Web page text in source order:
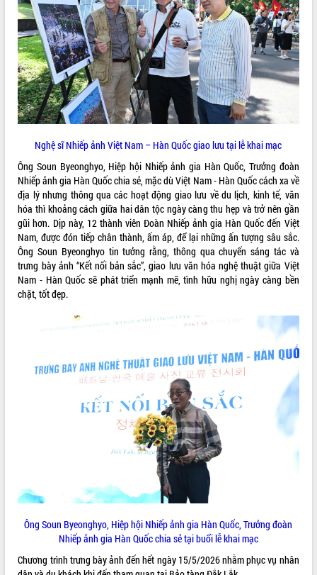
Gặp mặt các cơ quan báo chí nhân Kỷ
niệm 101 năm Ngày Báo chí Cách
mạng Việt Nam
Đắk Lắk sơ kết 4 năm triển khai thực
hiện Đề án 06 của Chính phủ
Họp báo thông tin về Hội nghị Công bố
Quy hoạch và Xúc tiến đầu tư tỉnh Đắk
Lắk
giải ngân vốn khắc phục thiên tai
HĐND tỉnh thông qua điều chỉnh Quy
hoạch tỉnh thời kỳ 2021-2030
Hội thảo góp ý hồ sơ điều chỉnh quy
hoạch tỉnh Đắk Lắk thời kỳ 2021-2030,
tầm nhìn đến năm 2050
Nâng cao hiệu quả hoạt động của các
doanh nghiệp nhà nước
Hội nghị triển khai kết nối mạng
truyền số liệu chuyên dùng phục vụ cơ
Lễ phát động chuỗi hoạt động chung
công tác cải cách hành chính mô hình
UBND tỉnh họp báo định kỳ tháng 4
Hội thảo khoa học “Giải pháp thúc đẩy
phát triển nền kinh tế xanh tại tỉnh
hiện nhiệm vụ quản lý tài sản công
hàng tuần
Tháo gỡ những vướng mắc, đẩy mạnh
công tác cải cách thủ tục hành chính
tại Trung tâm Phục vụ hành chính
công tỉnh
Nghệ sĩ Nhiếp ảnh Việt Nam – Hàn Quốc giao lưu tại lễ khai mạc
Ông Soun Byeonghyo, Hiệp hội Nhiếp ảnh gia Hàn Quốc, Trưởng đoàn
Nhiếp ảnh gia Hàn Quốc chia sẻ, mặc dù Việt Nam - Hàn Quốc cách xa về
địa lý nhưng thông qua các hoạt động giao lưu về du lịch, kinh tế, văn
hóa thì khoảng cách giữa hai dân tộc ngày càng thu hẹp và trở nên gần
gũi hơn. Dịp này, 12 thành viên Đoàn Nhiếp ảnh gia Hàn Quốc đến Việt
Nam, được đón tiếp chân thành, ấm áp, để lại những ấn tượng sâu sắc.
Ông Soun Byeonghyo tin tưởng rằng, thông qua chuyến sáng tác và
trưng bày ảnh “Kết nối bản sắc”, giao lưu văn hóa nghệ thuật giữa Việt
Nam - Hàn Quốc sẽ phát triển mạnh mẽ, tình hữu nghị ngày càng bền
chặt, tốt đẹp.
Ông Soun Byeonghyo, Hiệp hội Nhiếp ảnh gia Hàn Quốc, Trưởng đoàn
Nhiếp ảnh gia Hàn Quốc chia sẻ tại buổi lễ khai mạc
Chương trình trưng bày ảnh đến hết ngày 15/5/2026 nhằm phục vụ nhân